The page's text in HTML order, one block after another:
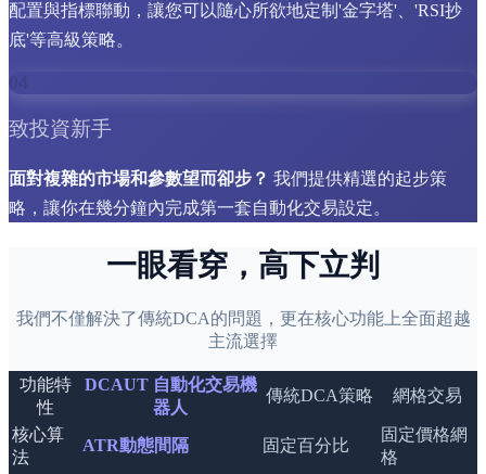
配置與指標聯動，讓您可以隨心所欲地定制'金字塔'、'RSI抄
底'等高級策略。
04
致投資新手
面對複雜的市場和參數望而卻步？ 我們提供精選的起步策
略，讓你在幾分鐘內完成第一套自動化交易設定。
一眼看穿，高下立判
我們不僅解決了傳統DCA的問題，更在核心功能上全面超越
主流選擇
功能特
性
DCAUT 自動化交易機
器人
傳統DCA策略 網格交易
核心算
法
ATR動態間隔 固定百分比
固定價格網
格